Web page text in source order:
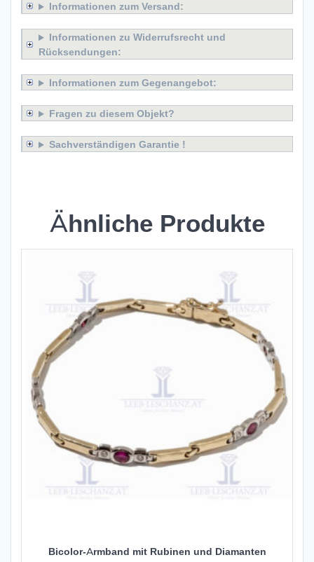
Informationen zum Versand:
Informationen zu Widerrufsrecht und
Rücksendungen:
Informationen zum Gegenangebot:
Fragen zu diesem Objekt?
Sachverständigen Garantie !
Ähnliche Produkte
Bicolor-Armband mit Rubinen und Diamanten